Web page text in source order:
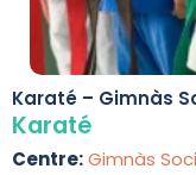
Karaté – Gimnàs
Karaté
Centre:Gimnàs